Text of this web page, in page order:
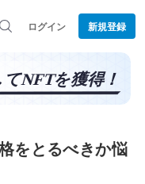
ログイン 新規登録
をとるべきか悩